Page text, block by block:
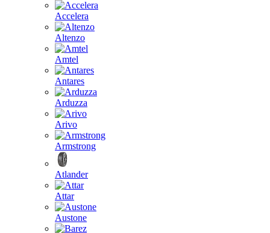
Accelera
Altenzo
Amtel
Antares
Arduzza
Arivo
Armstrong
Atlander
Attar
Austone